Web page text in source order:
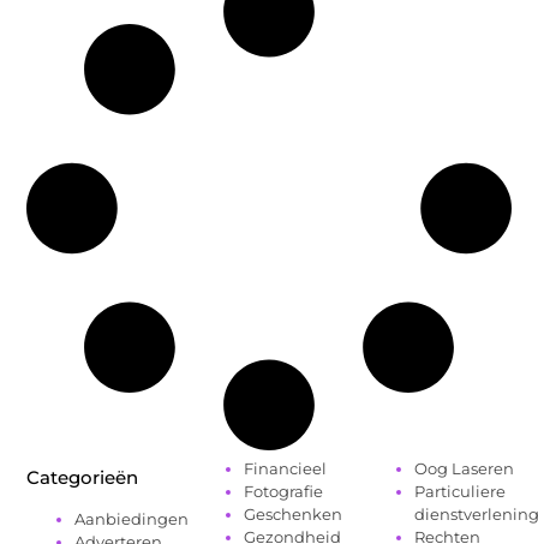
Categorieën
Aanbiedingen
Financieel
Fotografie
Geschenken
Gezondheid
Oog Laseren
Particuliere
dienstverlening
Rechten